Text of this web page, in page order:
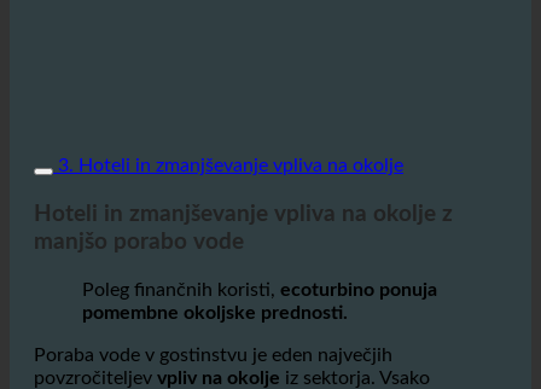
3. Hoteli in zmanjševanje vpliva na okolje
manjšo porabo vode
Poleg finančnih koristi,ecoturbino ponuja
pomembne okoljske prednosti.